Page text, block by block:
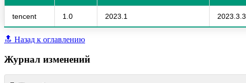
tencent 1.0 2023.1 2023.3.3
🔝 Назад к оглавлению
Журнал изменений